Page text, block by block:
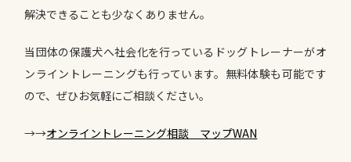
解決できることも少なくありません。
当団体の保護犬へ社会化を行っているドッグトレーナーがオ
ンライントレーニングも行っています。無料体験も可能です
ので、ぜひお気軽にご相談ください。
→→オンライントレーニング相談 マップWAN